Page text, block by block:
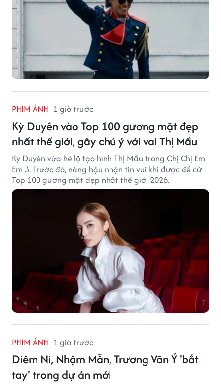
PHIM ẢNH 1 giờ trước
Kỳ Duyên vào Top 100 gương mặt đẹp
nhất thế giới, gây chú ý với vai Thị Mầu
Kỳ Duyên vừa hé lộ tạo hình Thị Mầu trong Chị Chị Em
Em 3. Trước đó, nàng hậu nhận tin vui khi được đề cử
Top 100 gương mặt đẹp nhất thế giới 2026.
PHIM ẢNH 1 giờ trước
Diêm Ni, Nhậm Mẫn, Trương Vãn Ý 'bắt
tay' trong dự án mới